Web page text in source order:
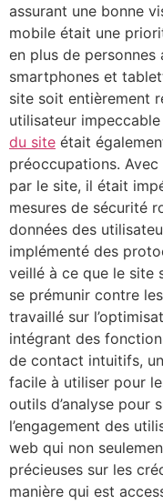
assurant une bonne
mobile était une
en plus de personnes
smartphones et
site soit entièrement
utilisateur
du site était
préoccupations.
par le site, il était
mesures de sécurité
données des
implémenté des
veillé à ce que le site
se prémunir contre
travaillé sur
intégrant des
de contact intuitifs,
facile à utiliser pour
outils d’analyse pour
l’engagement des
web qui non
précieuses sur les
manière qui est